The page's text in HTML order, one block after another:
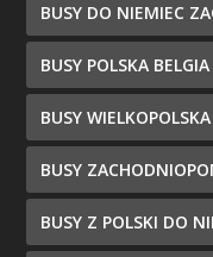
BUSY DO NIEMIEC
BUSY POLSKA BELGIA
BUSY
BUSY
BUSY Z POLSKI DO